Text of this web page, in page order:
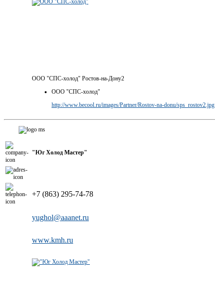
ООО "СПС-холод" Ростов-на-Дону2
ООО "СПС-холод"
http://www.becool.ru/images/Partner/Rostov-na-donu/sps_rostov2.jpg
"Юг Холод Мастер"
+7 (863) 295-74-78
yughol@aaanet.ru
www.kmh.ru